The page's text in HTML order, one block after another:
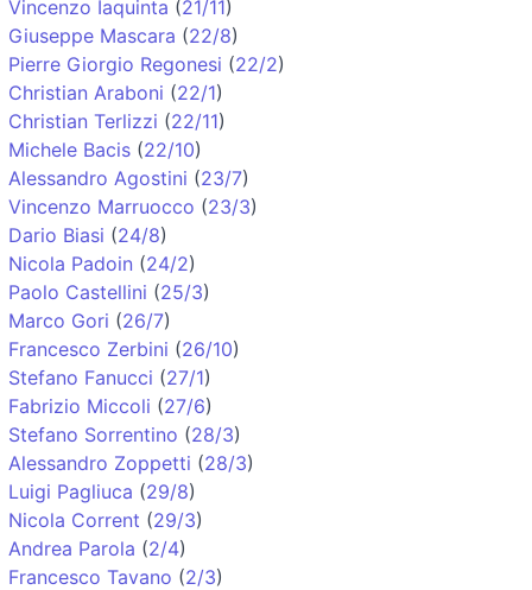
Vincenzo Iaquinta (21/11)
Giuseppe Mascara (22/8)
Pierre Giorgio Regonesi (22/2)
Christian Araboni (22/1)
Christian Terlizzi (22/11)
Michele Bacis (22/10)
Alessandro Agostini (23/7)
Vincenzo Marruocco (23/3)
Dario Biasi (24/8)
Nicola Padoin (24/2)
Paolo Castellini (25/3)
Marco Gori (26/7)
Francesco Zerbini (26/10)
Stefano Fanucci (27/1)
Fabrizio Miccoli (27/6)
Stefano Sorrentino (28/3)
Alessandro Zoppetti (28/3)
Luigi Pagliuca (29/8)
Nicola Corrent (29/3)
Andrea Parola (2/4)
Francesco Tavano (2/3)